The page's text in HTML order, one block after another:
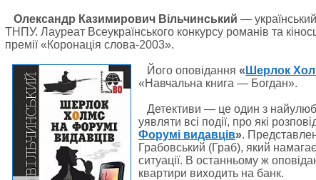
Олександр Казимирович Вільчинський —
ТНПУ. Лауреат Всеукраїнського конкурсу романів та
премії «Коронація слова-2003».
Його оповідання « Шерлок
«Навчальна книга — Богдан».
Детективи — це один з
уявляти всі події, про які
Форумі видавців».
Грабовський (Граб), який
ситуації. В останньому ж
квартири виходить на банк.